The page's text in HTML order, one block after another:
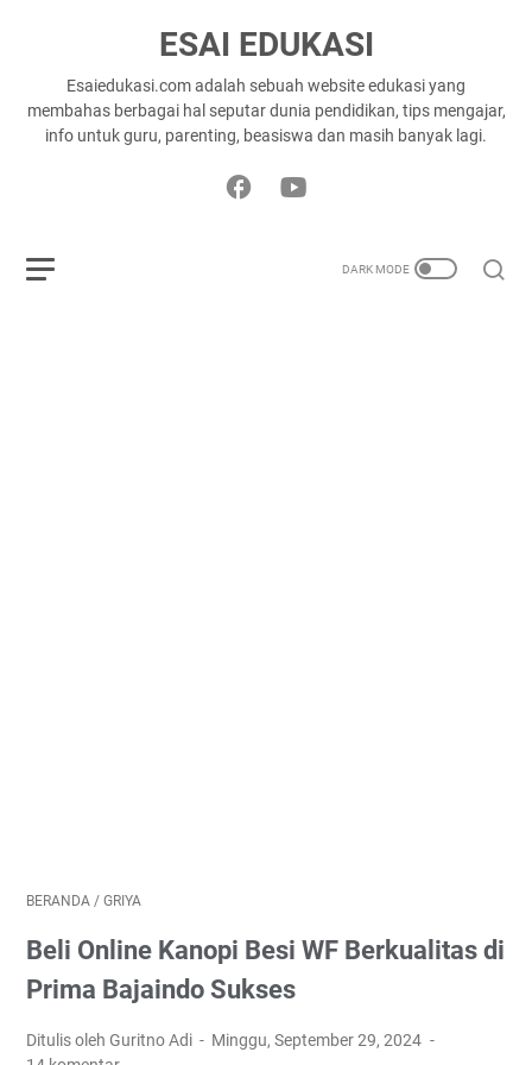
ESAI EDUKASI
Esaiedukasi.com adalah sebuah website edukasi yang
membahas berbagai hal seputar dunia pendidikan, tips mengajar,
info untuk guru, parenting, beasiswa dan masih banyak lagi.
BERANDA / GRIYA
Beli Online Kanopi Besi WF Berkualitas di
Prima Bajaindo Sukses
Ditulis oleh Guritno Adi
Minggu, September 29, 2024